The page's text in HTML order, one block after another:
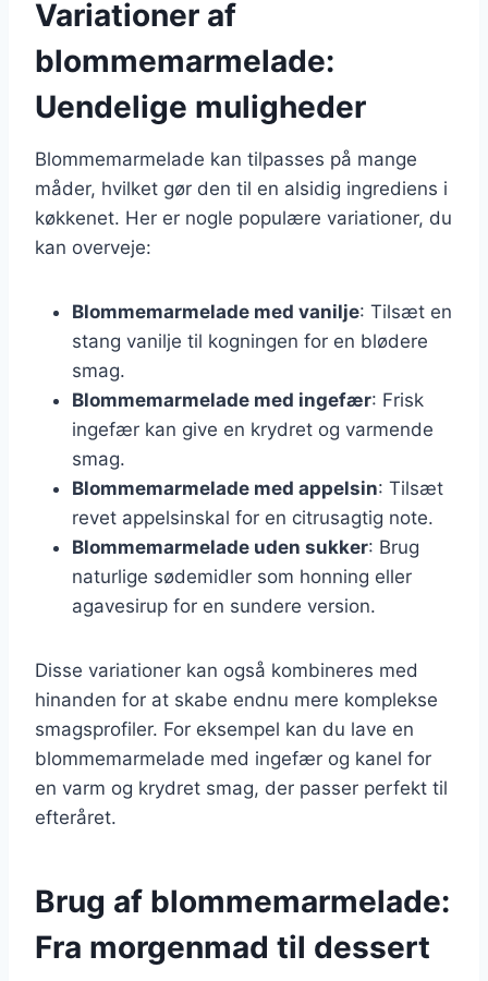
Variationer af
blommemarmelade:
Uendelige muligheder
Blommemarmelade kan tilpasses på mange
måder, hvilket gør den til en alsidig ingrediens i
køkkenet. Her er nogle populære variationer, du
kan overveje:
Blommemarmelade med vanilje: Tilsæt en
stang vanilje til kogningen for en blødere
smag.
Blommemarmelade med ingefær: Frisk
ingefær kan give en krydret og varmende
smag.
Blommemarmelade med appelsin: Tilsæt
revet appelsinskal for en citrusagtig note.
Blommemarmelade uden sukker: Brug
naturlige sødemidler som honning eller
agavesirup for en sundere version.
Disse variationer kan også kombineres med
hinanden for at skabe endnu mere komplekse
smagsprofiler. For eksempel kan du lave en
blommemarmelade med ingefær og kanel for
en varm og krydret smag, der passer perfekt til
efteråret.
Brug af blommemarmelade:
Fra morgenmad til dessert